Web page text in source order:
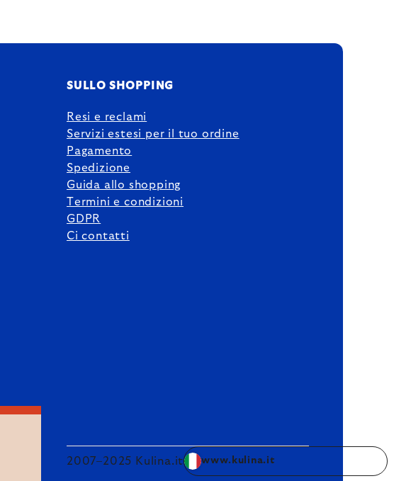
SULLO SHOPPING
Resi e reclami
Servizi estesi per il tuo ordine
Pagamento
Spedizione
Guida allo shopping
Termini e condizioni
GDPR
Ci contatti
2007–2025 Kulina.it www.kulina.it